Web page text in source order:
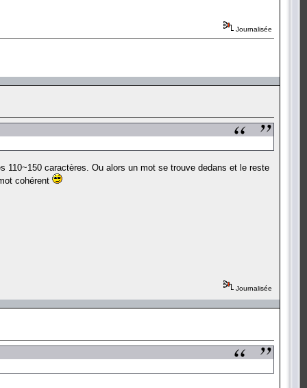
Journalisée
caractères. Ou alors un mot se trouve dedans et le reste
cohérent
Journalisée